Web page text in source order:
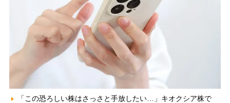
「この恐ろしい株はさっさと手放したい…」キオクシア株で